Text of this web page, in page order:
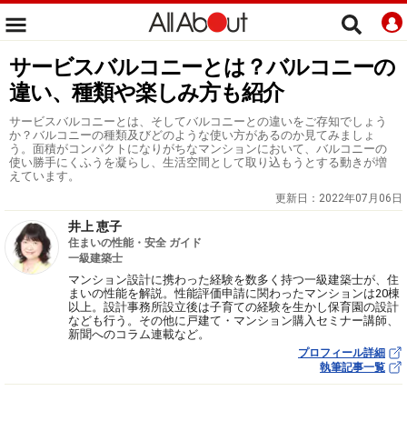
サービスバルコニーとは？バルコニーの
違い、種類や楽しみ方も紹介
サービスバルコニーとは、そしてバルコニーとの違いをご存知でしょう
か？バルコニーの種類及びどのような使い方があるのか見てみましょ
う。面積がコンパクトになりがちなマンションにおいて、バルコニーの
使い勝手にくふうを凝らし、生活空間として取り込もうとする動きが増
えています。
更新日： 2022年07月06日
井上 恵子
住まいの性能・安全 ガイド
一級建築士
マンション設計に携わった経験を数多く持つ一級建築士が、住
まいの性能を解説。性能評価申請に関わったマンションは20棟
以上。設計事務所設立後は子育ての経験を生かし保育園の設計
なども行う。その他に戸建て・マンション購入セミナー講師、
新聞へのコラム連載など。
プロフィール詳細
執筆記事一覧